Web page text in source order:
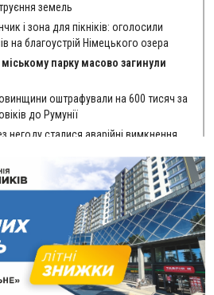
земель
і зона для пікніків: оголосили
на благоустрій Німецького озера
міському парку масово загинули
оштрафували на 600 тисяч за
до Румунії
негоду сталися аварійні вимкнення
для Долинської лікарні двох
на 272 тисячі гривень
вирок чоловіку, який у Буковелі
пляшку віскі за 8,5 тисяч
археологи відкопали давньоруську
провели серію складних операцій